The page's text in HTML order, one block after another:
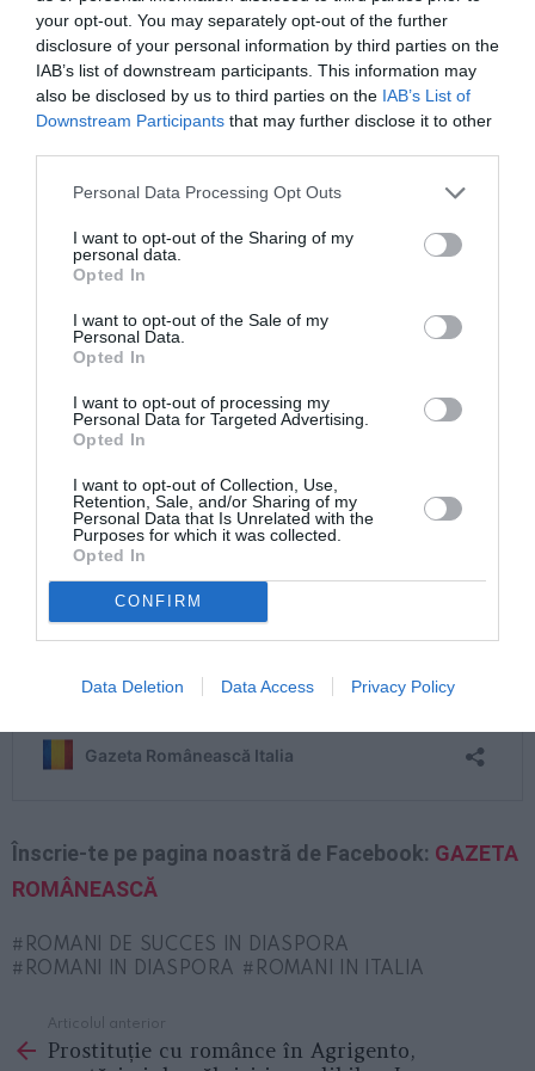
your opt-out. You may separately opt-out of the further
disclosure of your personal information by third parties on the
IAB’s list of downstream participants. This information may
also be disclosed by us to third parties on the IAB’s List of
Downstream Participants that may further disclose it to other
Personal Data Processing Opt Outs
I want to opt-out of the Sharing of my
personal data.
Opted In
I want to opt-out of the Sale of my
Personal Data.
Opted In
I want to opt-out of processing my
Personal Data for Targeted Advertising.
Opted In
I want to opt-out of Collection, Use,
Retention, Sale, and/or Sharing of my
Personal Data that Is Unrelated with the
Purposes for which it was collected.
Opted In
CONFIRM
Data Deletion Data Access Privacy Policy
Înscrie-te pe pagina noastră de Facebook: GAZETA
ROMÂNEASCĂ
ROMANI DE SUCCES IN DIASPORA
ROMANI IN DIASPORA
ROMANI IN ITALIA
more
Articolul anterior
Prostituție cu românce în Agrigento,